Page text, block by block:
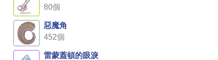
80個
惡魔角
452個
雷蒙蓋頓的眼淚